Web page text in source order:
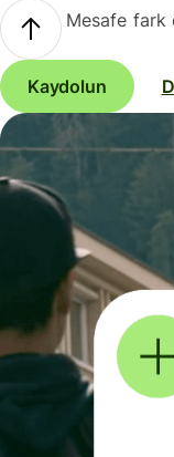
Mesafe fark
Kaydolun